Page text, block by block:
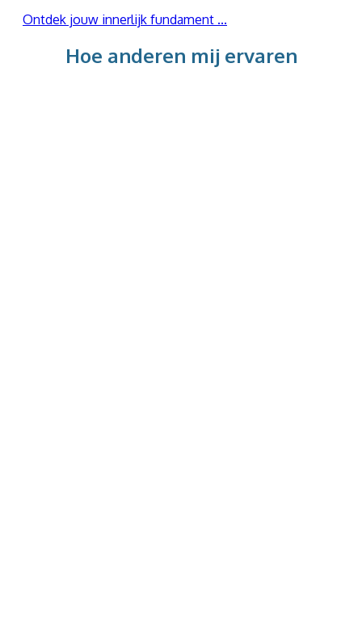
Ontdek jouw innerlijk fundament ...
Hoe anderen mij ervaren